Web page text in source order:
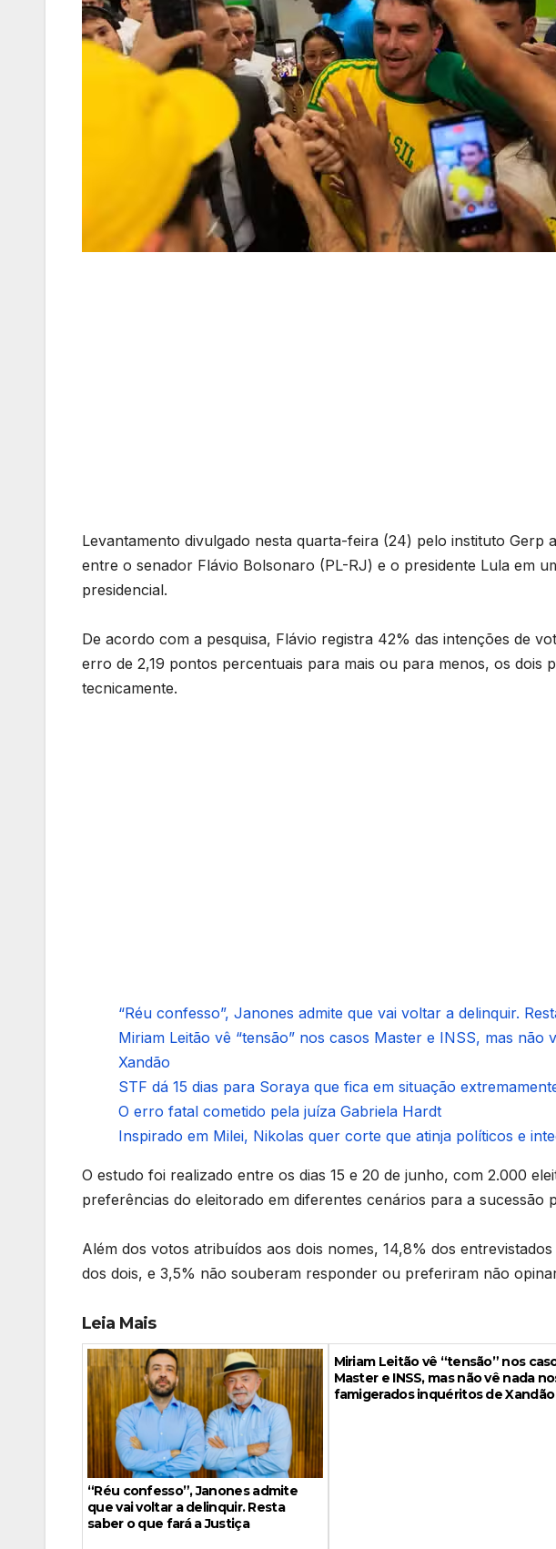
Levantamento divulgado nesta quarta-feira (24) pelo instituto Gerp
entre o senador Flávio Bolsonaro (PL-RJ) e o presidente Lula em
presidencial.
De acordo com a pesquisa, Flávio registra 42% das intenções de
erro de 2,19 pontos percentuais para mais ou para menos, os dois
tecnicamente.
“Réu confesso”, Janones admite que vai voltar a delinquir.
Miriam Leitão vê “tensão” nos casos Master e INSS, mas não
Xandão
STF dá 15 dias para Soraya que fica em situação
O erro fatal cometido pela juíza Gabriela Hardt
Inspirado em Milei, Nikolas quer corte que atinja políticos e
O estudo foi realizado entre os dias 15 e 20 de junho, com 2.000
preferências do eleitorado em diferentes cenários para a sucessão
Além dos votos atribuídos aos dois nomes, 14,8% dos
dos dois, e 3,5% não souberam responder ou preferiram não
Leia Mais
“Réu confesso”, Janones admite
que vai voltar a delinquir. Resta
saber o que fará a Justiça
Miriam Leitão vê “tensão” nos
Master e INSS, mas não vê nada
famigerados inquéritos de Xandão